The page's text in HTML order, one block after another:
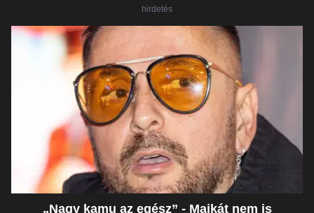
hirdetés
„Nagy kamu az egész” - Majkát nem is